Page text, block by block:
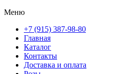
Меню
+7 (915) 387-98-80
Главная
Каталог
Контакты
Доставка и оплата